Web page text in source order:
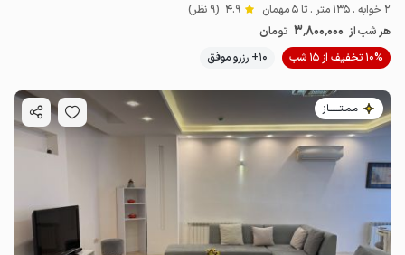
2 خوابه . 135 متر . تا 5 مهمان 4.9 (9 نظر)
هر شب از 3٬800٬000 تومان
10% تخفیف از 15 شب
10+ رزرو موفق
مـمـتــــــاز